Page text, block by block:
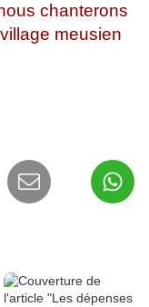
chanterons
meusien